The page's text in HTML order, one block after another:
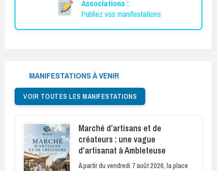
Associations :
Publiez vos manifestations
MANIFESTATIONS À VENIR
VOIR TOUTES LES MANIFESTATIONS
Marché d’artisans et de
créateurs : une vague
d’artisanat à Ambleteuse
À partir du vendredi 7 août 2026, la place